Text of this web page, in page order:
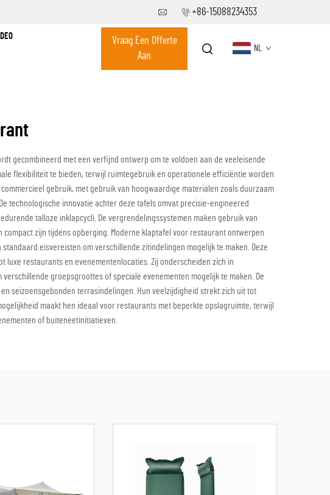
+86-15088234353
Vraag Een Offerte
Aan
NL
gecombineerd met een verfijnd ontwerp om te voldoen aan de veeleisende
flexibiliteit te bieden, terwijl ruimtegebruik en operationele efficiëntie worden
gebruik, met gebruik van hoogwaardige materialen zoals duurzaam
technologische innovatie achter deze tafels omvat precisie-engineered
talloze inklapcycli. De vergrendelingssystemen maken gebruik van
zijn tijdens opberging. Moderne klaptafel voor restaurant ontwerpen
eisvereisten om verschillende zitindelingen mogelijk te maken. Deze
restaurants en evenementenlocaties. Zij onderscheiden zich in
groepsgroottes of speciale evenementen mogelijk te maken. De
seizoensgebonden terrasindelingen. Hun veelzijdigheid strekt zich uit tot
maakt hen ideaal voor restaurants met beperkte opslagruimte, terwijl
of buiteneetinitiatieven.